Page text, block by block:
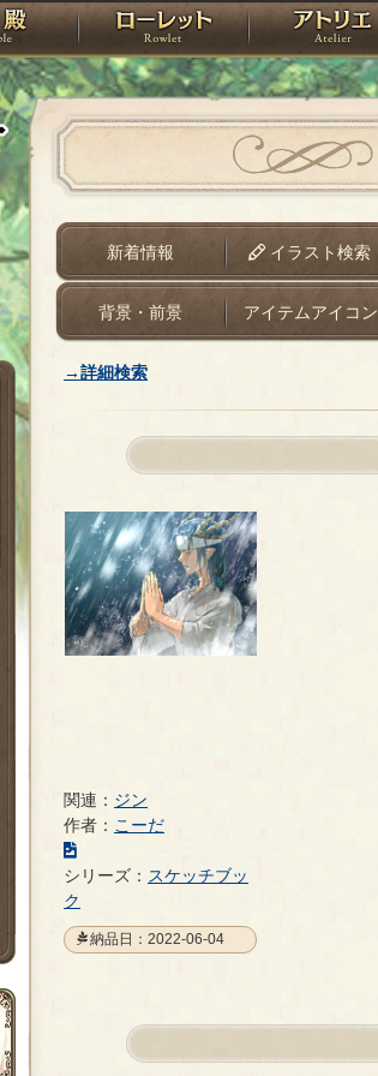
PandoraPartyProject
神殿 ローレット
新着情報 イラスト検索
背景・前景 アイテムアイコン
→詳細検索
関連： ジン
作者： こーだ
の
ラ
ス
シリーズ： スケッチブッ
ク
納品日：2022-06-04